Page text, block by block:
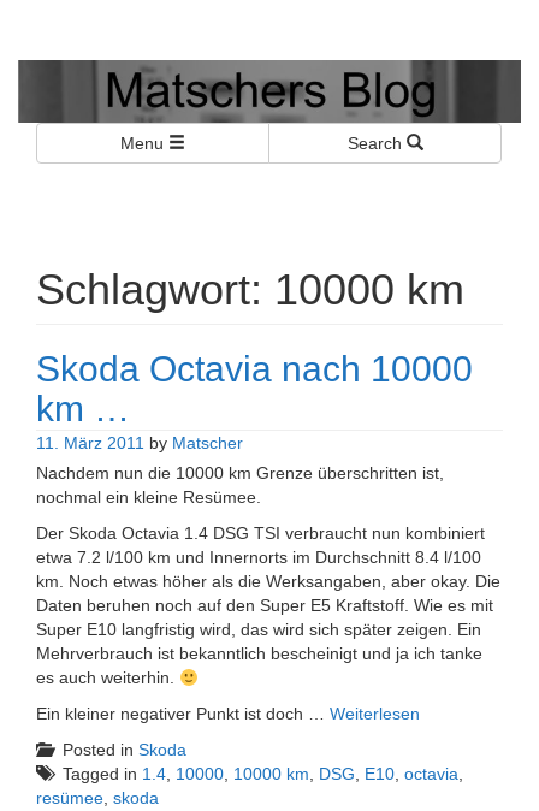
Matschers Blog
Menu Search
Schlagwort: 10000 km
Skoda Octavia nach 10000
km …
11. März 2011 by Matscher
Nachdem nun die 10000 km Grenze überschritten ist,
nochmal ein kleine Resümee.
Der Skoda Octavia 1.4 DSG TSI verbraucht nun kombiniert
etwa 7.2 l/100 km und Innernorts im Durchschnitt 8.4 l/100
km. Noch etwas höher als die Werksangaben, aber okay. Die
Daten beruhen noch auf den Super E5 Kraftstoff. Wie es mit
Super E10 langfristig wird, das wird sich später zeigen. Ein
Mehrverbrauch ist bekanntlich bescheinigt und ja ich tanke
es auch weiterhin.
Ein kleiner negativer Punkt ist doch … Weiterlesen
Posted in Skoda
Tagged in 1.4, 10000, 10000 km, DSG, E10, octavia,
resümee, skoda